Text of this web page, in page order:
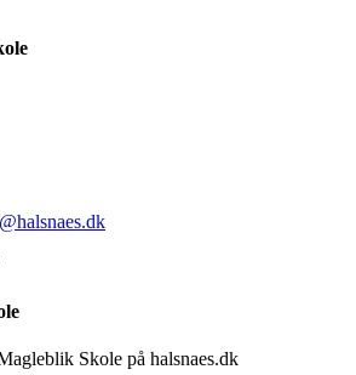
Skole på halsnaes.dk